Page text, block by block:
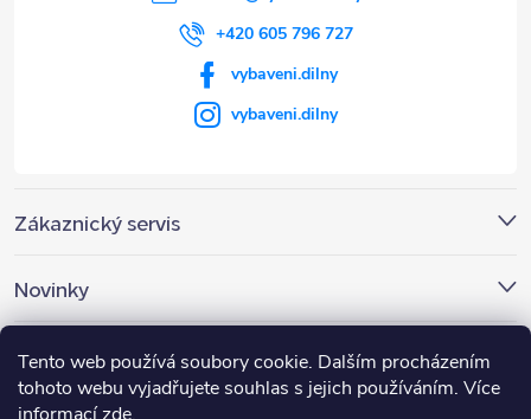
Tento web používá soubory cookie. Dalším procházením
tohoto webu vyjadřujete souhlas s jejich používáním. Více
Zákaznický servis
Novinky
Nákupní košík
+420 605 796 727
vybaveni.dilny
vybaveni.dilny